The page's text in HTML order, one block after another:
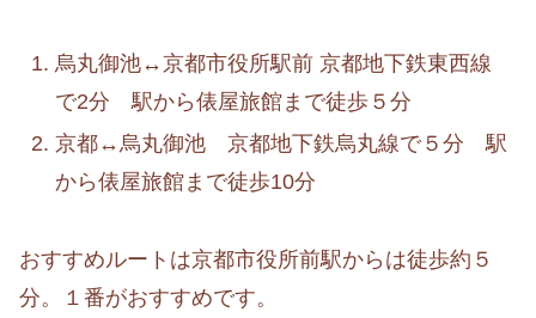
烏丸御池↔京都市役所駅前 京都地下鉄東西線
で2分 駅から俵屋旅館まで徒歩５分
京都↔烏丸御池 京都地下鉄烏丸線で５分 駅
から俵屋旅館まで徒歩10分
おすすめルートは京都市役所前駅からは徒歩約５
分。１番がおすすめです。